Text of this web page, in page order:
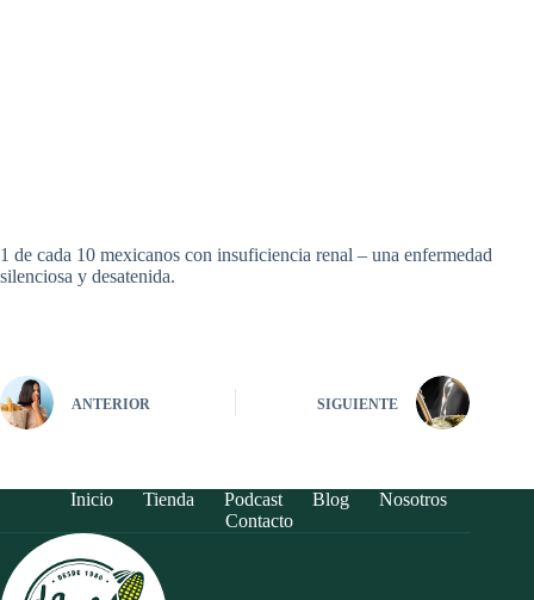
1 de cada 10 mexicanos con insuficiencia renal – una enfermedad
silenciosa y desatenida.
ANTERIOR SIGUIENTE
Inicio Tienda Podcast Blog
Nosotros
Contacto